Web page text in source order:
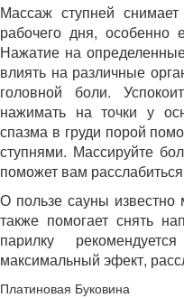
Массаж ступней
рабочего дня, особенно
Нажатие на
влиять на различные
головной боли.
нажимать на точки у
спазма в груди порой
ступнями. Массируйте
поможет вам
О пользе сауны известно
также помогает снять
парилку
максимальный эфект,
Платиновая Буковина